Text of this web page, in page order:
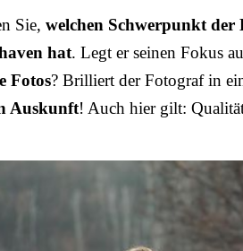
Sie, welchen Schwerpunkt der
hat. Legt er seinen Fokus
Fotos? Brilliert der Fotograf in
Auskunft! Auch hier gilt: